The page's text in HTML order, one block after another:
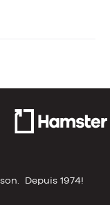
Depuis 1974!